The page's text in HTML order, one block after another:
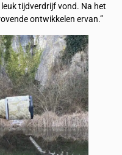
tijdverdrijf vond. Na het
ontwikkelen ervan.”